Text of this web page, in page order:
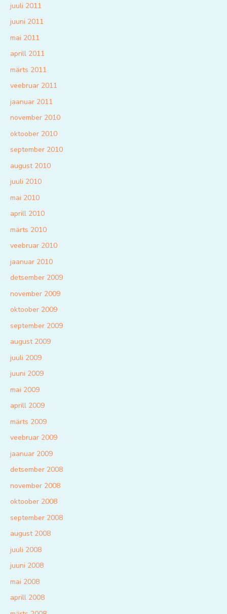
juuli 2011
juuni 2011
mai 2011
aprill 2011
märts 2011
veebruar 2011
jaanuar 2011
november 2010
oktoober 2010
september 2010
august 2010
juuli 2010
mai 2010
aprill 2010
märts 2010
veebruar 2010
jaanuar 2010
detsember 2009
november 2009
oktoober 2009
september 2009
august 2009
juuli 2009
juuni 2009
mai 2009
aprill 2009
märts 2009
veebruar 2009
jaanuar 2009
detsember 2008
november 2008
oktoober 2008
september 2008
august 2008
juuli 2008
juuni 2008
mai 2008
aprill 2008